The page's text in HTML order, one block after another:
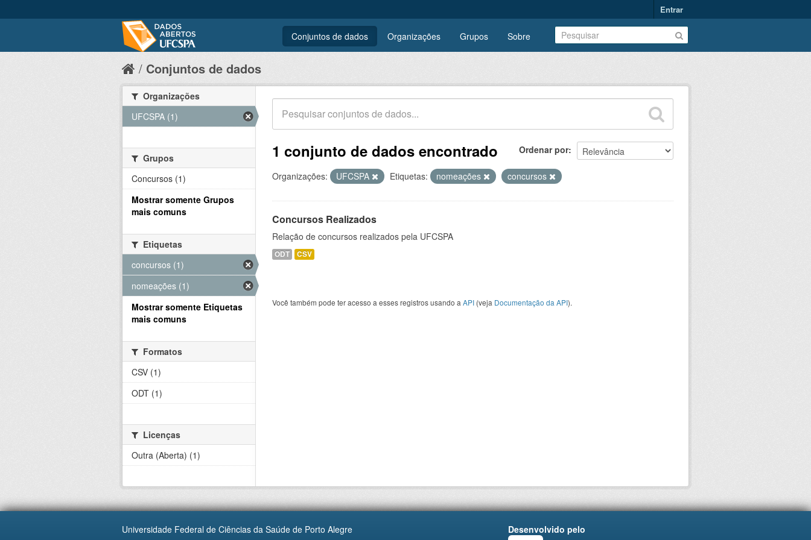
Entrar
Conjuntos de dados Organizações Grupos Sobre
Conjuntos de dados
Ordenar por
1 conjunto de dados encontrado
Organizações: UFCSPA Etiquetas: nomeações concursos
Concursos Realizados
Relação de concursos realizados pela UFCSPA
ODT CSV
Você também pode ter acesso a esses registros usando a API (veja Documentação da API).
Organizações
UFCSPA (1)
Grupos
Concursos (1)
Mostrar somente Grupos
mais comuns
Etiquetas
concursos (1)
nomeações (1)
Mostrar somente Etiquetas
mais comuns
Formatos
CSV (1)
ODT (1)
Licenças
Outra (Aberta) (1)
Universidade Federal de Ciências da Saúde de Porto Alegre
Desenvolvido pelo